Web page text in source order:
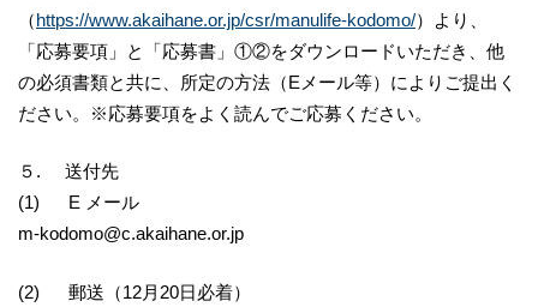
（https://www.akaihane.or.jp/csr/manulife-kodomo/）より、
「応募要項」と「応募書」①②をダウンロードいただき、他
の必須書類と共に、所定の方法（Eメール等）によりご提出く
ださい。※応募要項をよく読んでご応募ください。
５. 送付先
(1) E メール
m-kodomo@c.akaihane.or.jp
(2) 郵送（12月20日必着）